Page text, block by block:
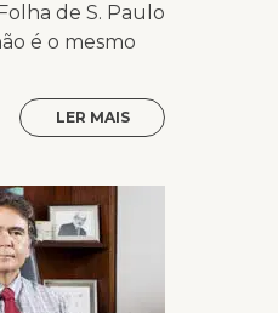
de S. Paulo
é o mesmo
LER MAIS